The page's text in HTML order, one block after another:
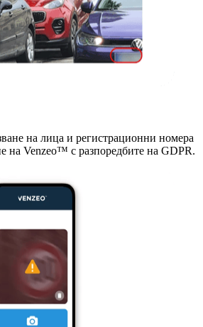
на лица и регистрационни номера
на Venzeo™ с разпоредбите на GDPR.